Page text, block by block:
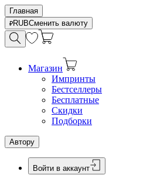
Главная
RUBСменить валюту
Магазин
Импринты
Бестселлеры
Бесплатные
Скидки
Подборки
Автору
Войти в аккаунт